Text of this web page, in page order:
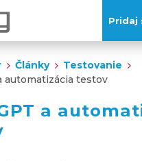
Pridaj
Články
Testovanie
automatizácia testov
a